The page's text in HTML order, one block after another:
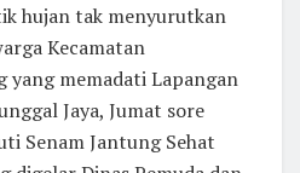
hujan tak menyurutkan
Kecamatan
yang memadati Lapangan
Jaya, Jumat sore
Senam Jantung Sehat